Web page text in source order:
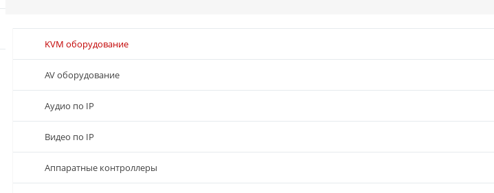
KVM оборудование
AV оборудование
Аудио по IP
Видео по IP
Аппаратные контроллеры